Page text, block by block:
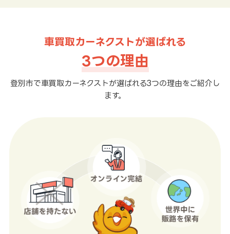
車買取カーネクストが選ばれる
3つの理由
登別市で車買取カーネクストが選ばれる3つの理由をご紹介し
ます。